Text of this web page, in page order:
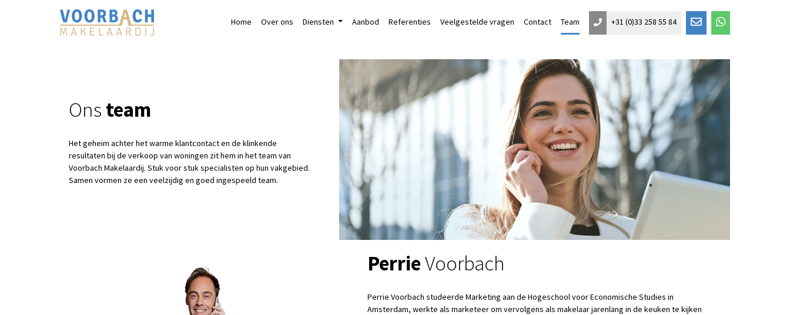
Home Over ons Diensten Aanbod Referenties Veelgestelde vragen Contact Team +31 (0)33 258 55 84
Ons team
Het geheim achter het warme klantcontact en de klinkende
resultaten bij de verkoop van woningen zit hem in het team van
Voorbach Makelaardij. Stuk voor stuk specialisten op hun vakgebied.
Samen vormen ze een veelzijdig en goed ingespeeld team.
PerrieVoorbach
Perrie Voorbach studeerde Marketing aan de Hogeschool voor Economische Studies in
Amsterdam, werkte als marketeer om vervolgens als makelaar jarenlang in de keuken te kijken